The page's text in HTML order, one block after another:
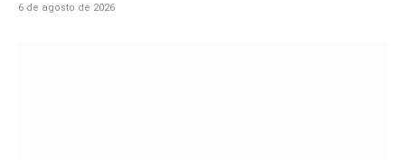
6 de agosto de 2026